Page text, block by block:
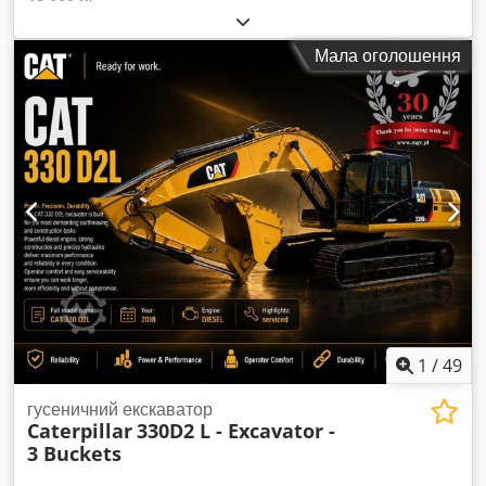
Мала оголошення
1 /49
гусеничний екскаватор
Caterpillar330D2 L - Excavator -
3 Buckets